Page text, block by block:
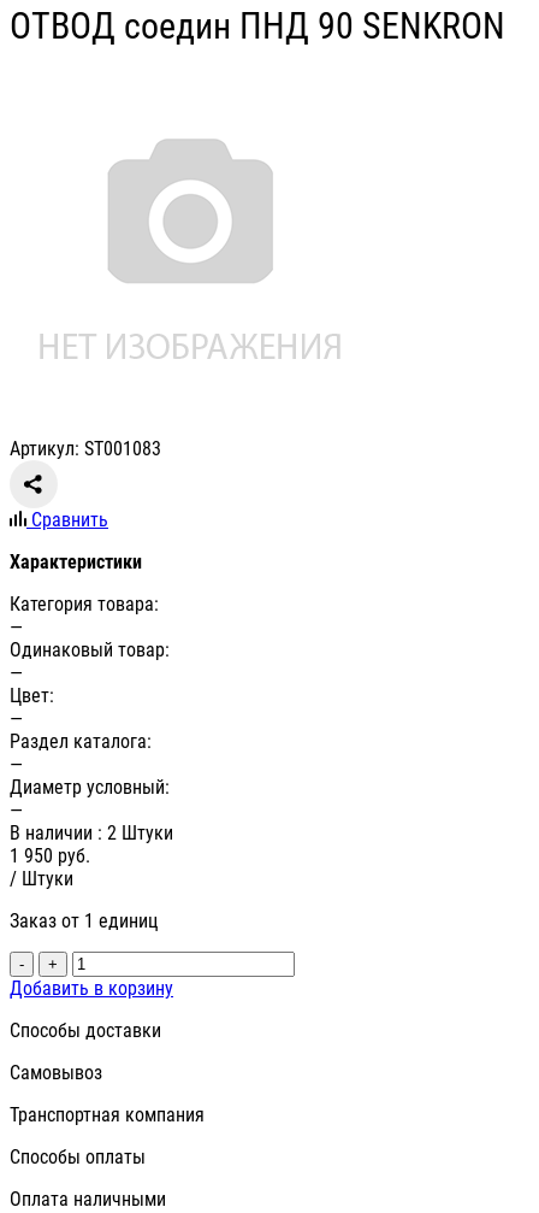
ОТВОД соедин ПНД 90 SENKRON
Артикул: ST001083
Сравнить
Характеристики
Категория товара:
—
Одинаковый товар:
—
Цвет:
—
Раздел каталога:
—
Диаметр условный:
—
В наличии : 2 Штуки
1 950 руб.
/ Штуки
Заказ от 1 единиц
- +
Добавить в корзину
Способы доставки
Самовывоз
Транспортная компания
Способы оплаты
Оплата наличными